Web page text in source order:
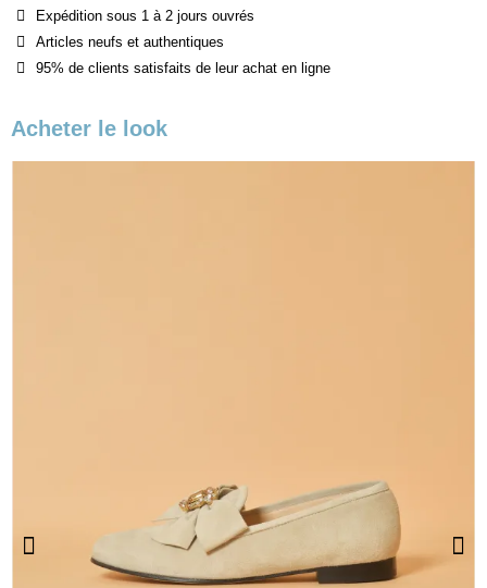
Expédition sous 1 à 2 jours ouvrés
Articles neufs et authentiques
95% de clients satisfaits de leur achat en ligne
Acheter le look